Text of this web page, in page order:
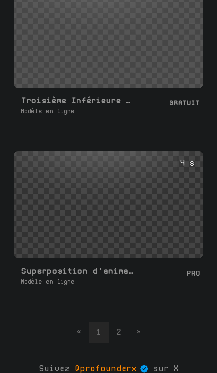
Troisième Inférieure Réseaux Sociaux D
Modèle en ligne
GRATUIT
4 s
Superposition d'animation de soutien sur Patreon personnalisé
Modèle en ligne
PRO
« 1 2 »
Suivez @profounderx
sur X